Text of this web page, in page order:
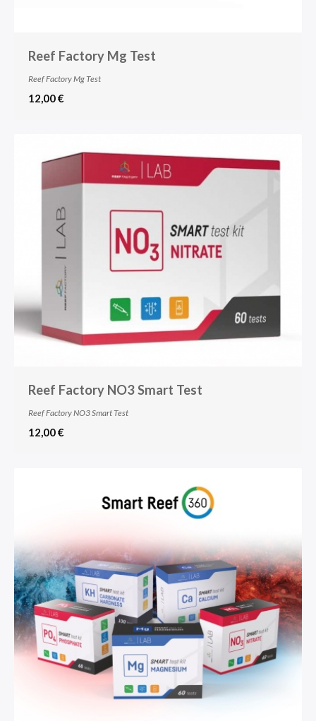
Reef Factory Mg Test
Reef Factory Mg Test
12,00 €
Reef Factory NO3 Smart Test
Reef Factory NO3 Smart Test
12,00 €